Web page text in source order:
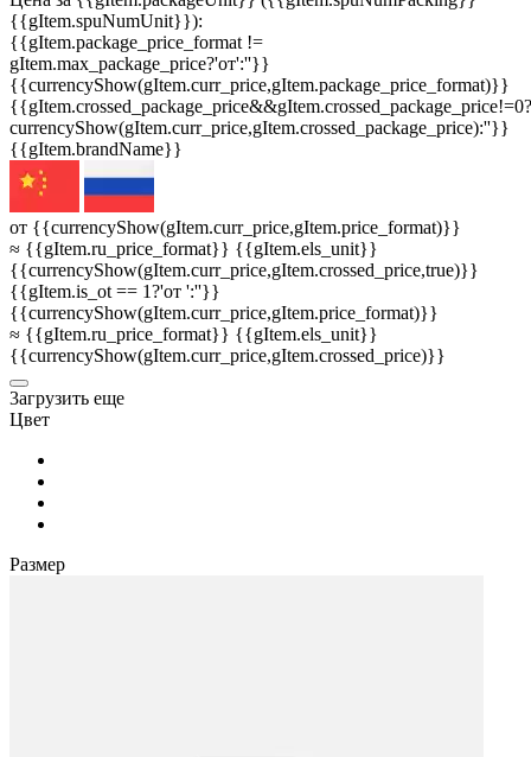
{{gItem.spuNumUnit}}):
{{gItem.package_price_format !=
gItem.max_package_price?'от':''}}
{{currencyShow(gItem.curr_price,gItem.package_price_format)}}
{{gItem.crossed_package_price&&gItem.crossed_package_price!=0?
currencyShow(gItem.curr_price,gItem.crossed_package_price):''}}
{{gItem.brandName}}
от {{currencyShow(gItem.curr_price,gItem.price_format)}}
≈ {{gItem.ru_price_format}} {{gItem.els_unit}}
{{currencyShow(gItem.curr_price,gItem.crossed_price,true)}}
{{gItem.is_ot == 1?'от ':''}}
{{currencyShow(gItem.curr_price,gItem.price_format)}}
≈ {{gItem.ru_price_format}} {{gItem.els_unit}}
{{currencyShow(gItem.curr_price,gItem.crossed_price)}}
3агрузить еще
Цвет
Размер